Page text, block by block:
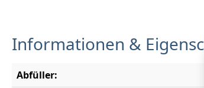
Informationen &
Abfüller: